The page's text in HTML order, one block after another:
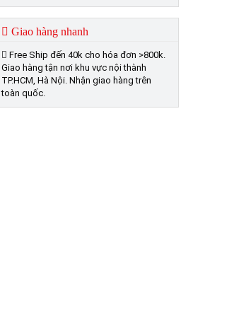
Giao hàng nhanh
Free Ship đến 40k cho hóa đơn >800k.
Giao hàng tận nơi khu vực nội thành
TP.HCM, Hà Nội. Nhận giao hàng trên
toàn quốc.